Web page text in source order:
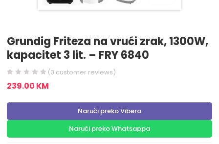
Grundig Friteza na vrući zrak, 1300W,
kapacitet 3 lit. – FRY 6840
(0 customer reviews)
239.00 KM
Naruči preko Vibera
Naruči preko Whatsappa